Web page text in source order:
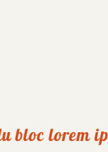
bloc lorem